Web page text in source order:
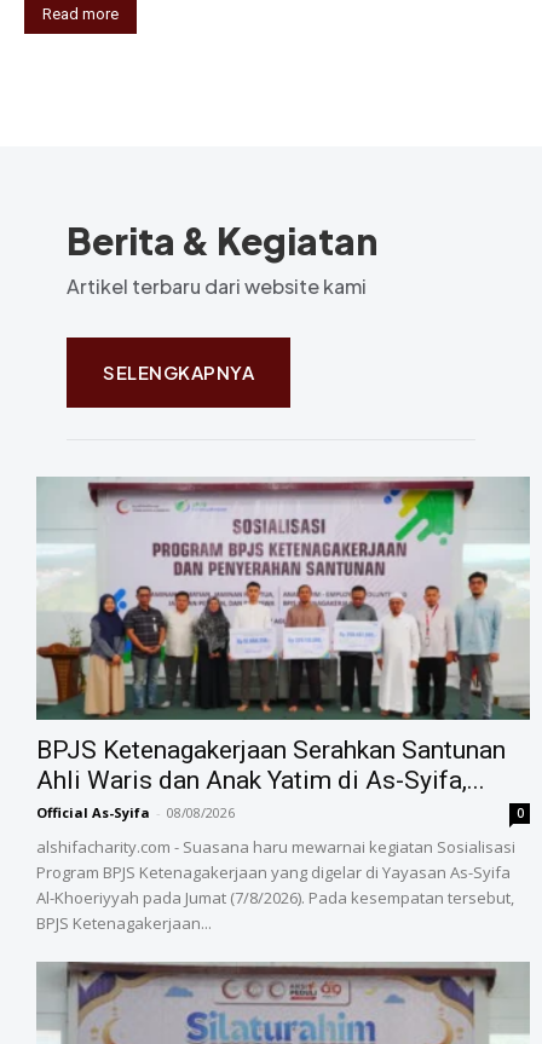
Read more
Berita & Kegiatan
Artikel terbaru dari website kami
SELENGKAPNYA
BPJS Ketenagakerjaan Serahkan Santunan
Ahli Waris dan Anak Yatim di As-Syifa,...
Official As-Syifa - 08/08/2026 0
alshifacharity.com - Suasana haru mewarnai kegiatan Sosialisasi
Program BPJS Ketenagakerjaan yang digelar di Yayasan As-Syifa
Al-Khoeriyyah pada Jumat (7/8/2026). Pada kesempatan tersebut,
BPJS Ketenagakerjaan...